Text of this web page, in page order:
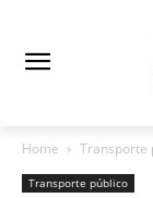
Home Transporte
Transporte público